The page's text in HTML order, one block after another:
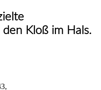
Kloß im Hals.